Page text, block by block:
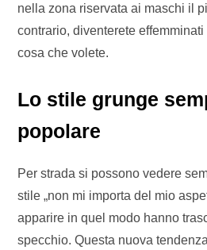
nella zona riservata ai maschi il
contrario, diventerete
cosa che volete.
Lo stile grunge
popolare
Per strada si possono vedere
stile „non mi importa del mio
apparire in quel modo hanno
specchio. Questa nuova